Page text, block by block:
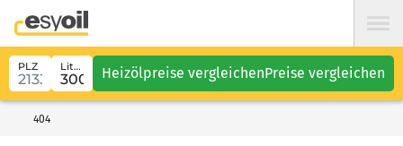
PLZ Liter Heizölpreise vergleichenPreise vergleichen
404